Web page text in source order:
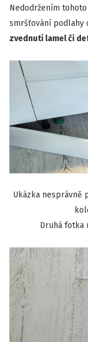
Nedodržením
smršťování podlahy
zvednutí lamel či
Ukázka nesprávně
Druhá fotka